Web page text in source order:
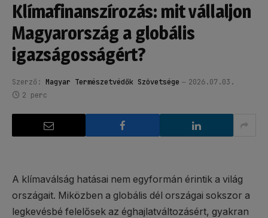
Klímafinanszírozás: mit vállaljon
Magyarország a globális
igazságosságért?
Szerző: Magyar Természetvédők Szövetsége
2026.07.03.
2 perc
A klímaválság hatásai nem egyformán érintik a világ
országait. Miközben a globális dél országai sokszor a
legkevésbé felelősek az éghajlatváltozásért, gyakran